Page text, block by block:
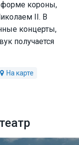
форме короны,
II. В
концерты,
получается